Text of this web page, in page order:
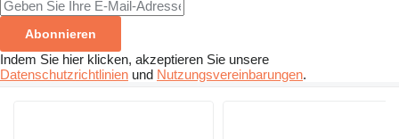
Abonnieren
Indem Sie hier klicken, akzeptieren Sie unsere
Datenschutzrichtlinien und Nutzungsvereinbarungen.